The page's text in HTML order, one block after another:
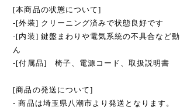
[本商品の状態について]
-[外装] クリーニング済みで状態良好です
-[内装] 鍵盤まわりや電気系統の不具合など
ん
-[付属品] 椅子、電源コード、取扱説明書
[商品の発送について]
- 商品は埼玉県八潮市より発送となります。